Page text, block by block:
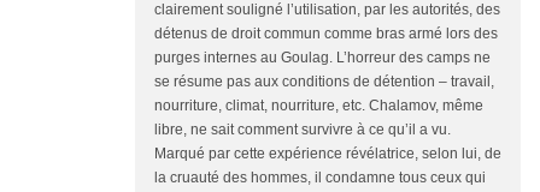
clairement souligné l’utilisation, par les autorités, des
détenus de droit commun comme bras armé lors des
purges internes au Goulag. L’horreur des camps ne
se résume pas aux conditions de détention – travail,
nourriture, climat, nourriture, etc. Chalamov, même
libre, ne sait comment survivre à ce qu’il a vu.
Marqué par cette expérience révélatrice, selon lui, de
la cruauté des hommes, il condamne tous ceux qui